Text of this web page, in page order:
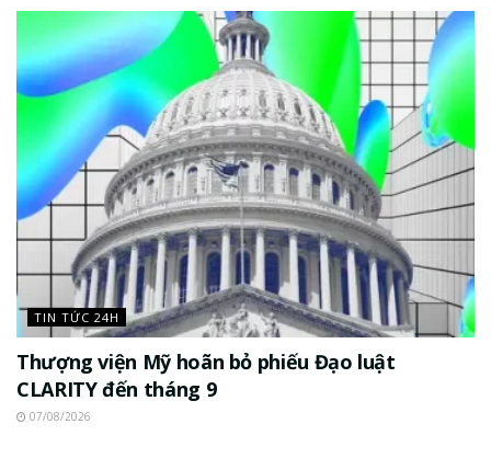
TIN TỨC 24H
Thượng viện Mỹ hoãn bỏ phiếu Đạo luật
CLARITY đến tháng 9
07/08/2026